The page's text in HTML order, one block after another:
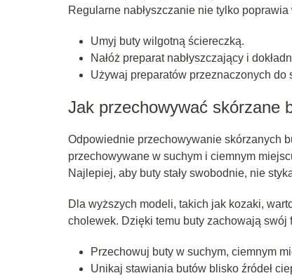
Regularne nabłyszczanie nie tylko
Umyj buty wilgotną ściereczką.
Nałóż preparat nabłyszczający i
Używaj preparatów przeznaczonych do
Jak przechowywać skórzane
Odpowiednie przechowywanie skórzanych
przechowywane w suchym i ciemnym
Najlepiej, aby buty stały swobodnie, nie
Dla wyższych modeli, takich jak kozaki,
cholewek. Dzięki temu buty zachowają swój
Przechowuj buty w suchym, ciemnym
Unikaj stawiania butów blisko źródeł